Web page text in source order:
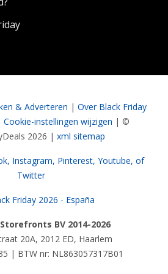
& Adverteren | Over Black Friday
Cookie-instellingen wijzigen | ©
2026 | xml sitemap
Instagram, Pinterest, Youtube, of
Twitter
Friday 2026 - España
BV 2014-2026
20A, 2012 ED, Haarlem
| BTW nr: NL863057317B01